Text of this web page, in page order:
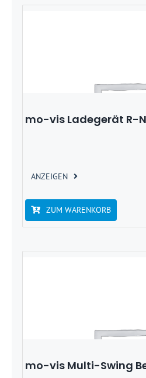
mo-vis Ladegerät R-
ANZEIGEN
ZUM WARENKORB
mo-vis Multi-Swing